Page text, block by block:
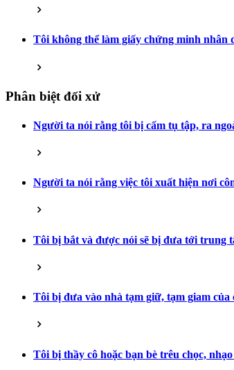
Tôi không thể làm giấy chứng minh nhân
Phân biệt đối xử
Người ta nói rằng tôi bị cấm tụ tập, ra
Người ta nói rằng việc tôi xuất hiện nơi
Tôi bị bắt và được nói sẽ bị đưa tới trung
Tôi bị đưa vào nhà tạm giữ, tạm giam
Tôi bị thầy cô hoặc bạn bè trêu chọc,